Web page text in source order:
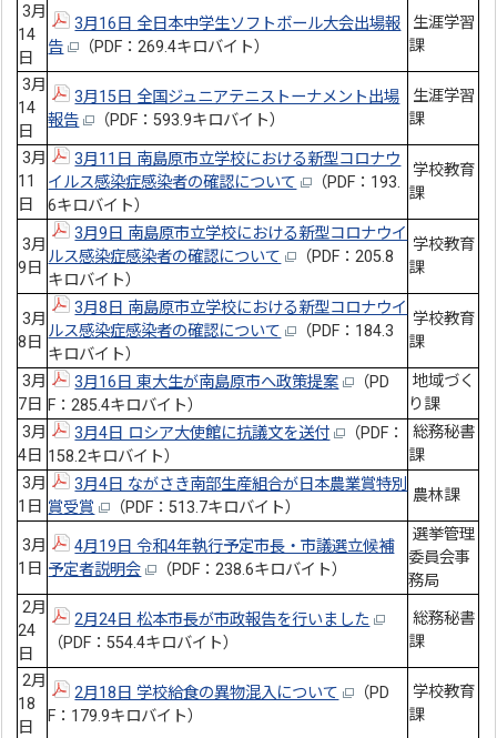
3月
14
日
3月16日 全日本中学生ソフトボール大会出場報
告
（PDF：269.4キロバイト）
生涯学習
課
3月
14
日
3月15日 全国ジュニアテニストーナメント出場
報告
（PDF：593.9キロバイト）
生涯学習
課
3月
11
日
3月11日 南島原市立学校における新型コロナウ
イルス感染症感染者の確認について
（PDF：193.
6キロバイト）
学校教育
課
3月
9日
3月9日 南島原市立学校における新型コロナウイ
ルス感染症感染者の確認について
（PDF：205.8
キロバイト）
学校教育
課
3月
8日
3月8日 南島原市立学校における新型コロナウイ
ルス感染症感染者の確認について
（PDF：184.3
キロバイト）
学校教育
課
3月
7日
3月16日 東大生が南島原市へ政策提案
（PD
F：285.4キロバイト）
地域づく
り課
3月
4日
3月4日 ロシア大使館に抗議文を送付
（PDF：
158.2キロバイト）
総務秘書
課
3月
1日
3月4日 ながさき南部生産組合が日本農業賞特別
賞受賞
（PDF：513.7キロバイト）
農林課
3月
1日
4月19日 令和4年執行予定市長・市議選立候補
予定者説明会
（PDF：238.6キロバイト）
選挙管理
委員会事
務局
2月
24
日
2月24日 松本市長が市政報告を行いました
（PDF：554.4キロバイト）
総務秘書
課
2月
18
日
2月18日 学校給食の異物混入について
（PD
F：179.9キロバイト）
学校教育
課